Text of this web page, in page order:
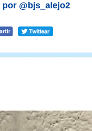
@bjs_alejo2